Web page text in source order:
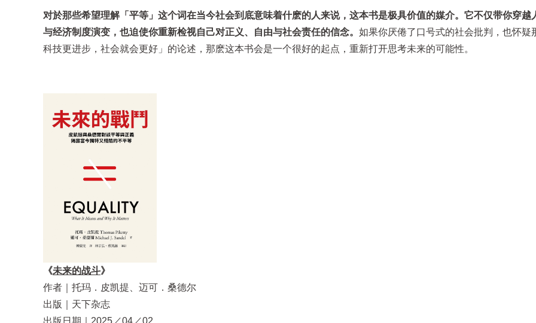
对於那些希望理解「平等」这个词在当今社会到底意味着什麽的人来说，这本书是极具价值的媒介。它不仅带你穿越
与经济制度演变，也迫使你重新检视自己对正义、自由与社会责任的信念。 如果你厌倦了口号式的社会批判，也怀疑
科技更进步，社会就会更好」的论述，那麽这本书会是一个很好的起点，重新打开思考未来的可能性。
《未来的战斗》
作者｜托玛．皮凯提、迈可．桑德尔
出版｜天下杂志
出版日期｜2025／04／02